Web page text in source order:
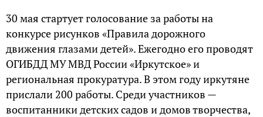
30 мая стартует голосование за работы на
конкурсе рисунков «Правила дорожного
движения глазами детей». Ежегодно его проводят
ОГИБДД МУ МВД России «Иркутское» и
региональная прокуратура. В этом году иркутяне
прислали 200 работы. Среди участников —
воспитанники детских садов и домов творчества,